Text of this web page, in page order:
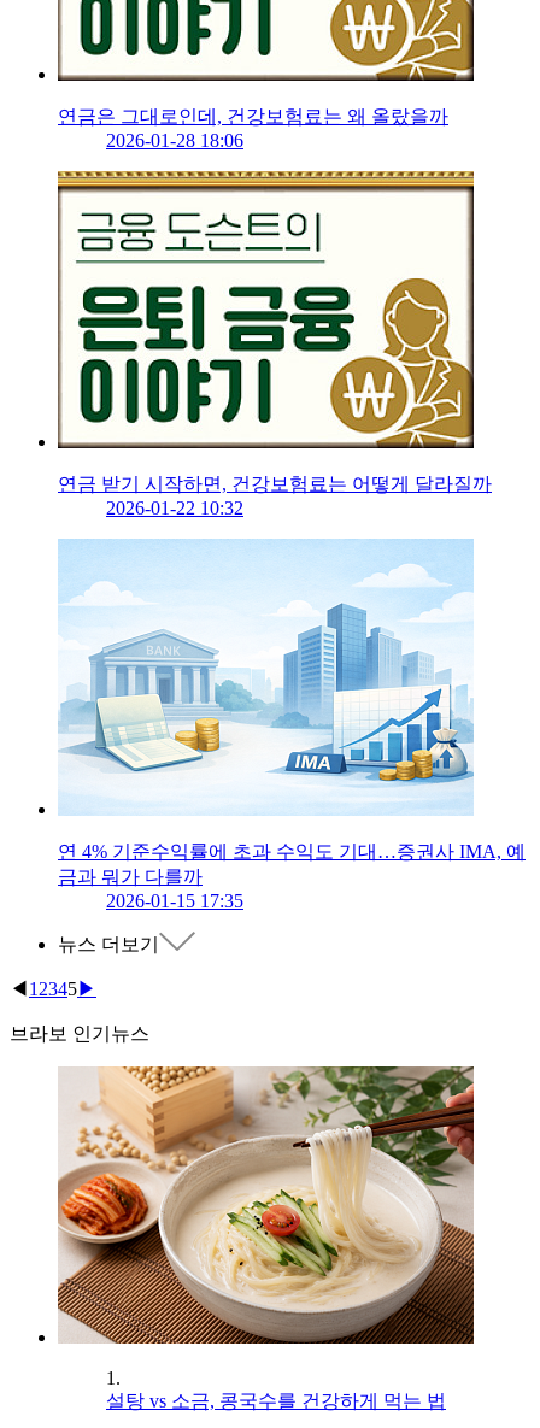
연금은 그대로인데, 건강보험료는 왜 올랐을까
2026-01-28 18:06
연금 받기 시작하면, 건강보험료는 어떻게 달라질까
2026-01-22 10:32
연 4% 기준수익률에 초과 수익도 기대…증권사 IMA, 예
금과 뭐가 다를까
2026-01-15 17:35
뉴스 더보기
◀ 12345▶
브라보 인기뉴스
1.
설탕 vs 소금, 콩국수를 건강하게 먹는 법